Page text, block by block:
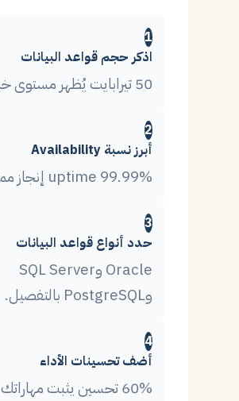
1
اذكر حجم قواعد البيانات
50 تيرابايت يُظهر مستوى خبرتك.
2
أبرز نسبة Availability
99.99% uptime إنجاز ممتاز.
3
حدد أنواع قواعد البيانات
Oracle وSQL Server
وPostgreSQL بالتفصيل.
4
أضف تحسينات الأداء
60% تحسين يثبت مهاراتك